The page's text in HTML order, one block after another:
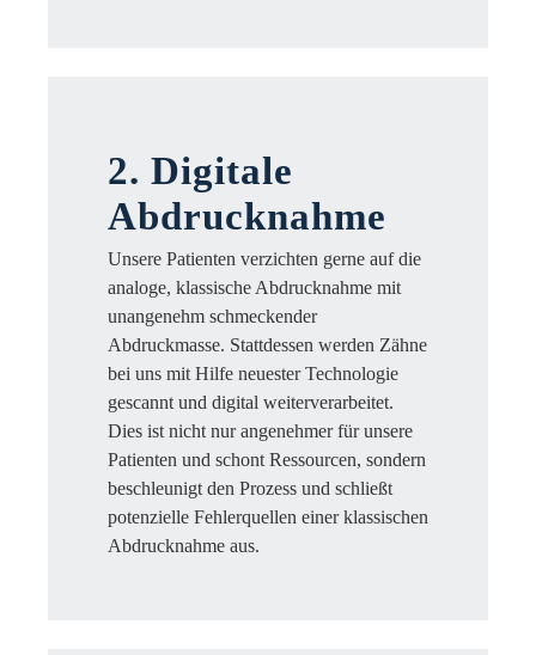
2. Digitale
Abdrucknahme
Unsere Patienten verzichten gerne auf die
analoge, klassische Abdrucknahme mit
unangenehm schmeckender
Abdruckmasse. Stattdessen werden Zähne
bei uns mit Hilfe neuester Technologie
gescannt und digital weiterverarbeitet.
Dies ist nicht nur angenehmer für unsere
Patienten und schont Ressourcen, sondern
beschleunigt den Prozess und schließt
potenzielle Fehlerquellen einer klassischen
Abdrucknahme aus.